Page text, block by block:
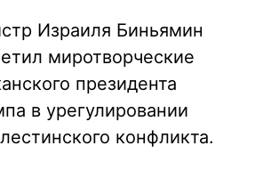
Израиля Биньямин
миротворческие
президента
в урегулировании
конфликта.